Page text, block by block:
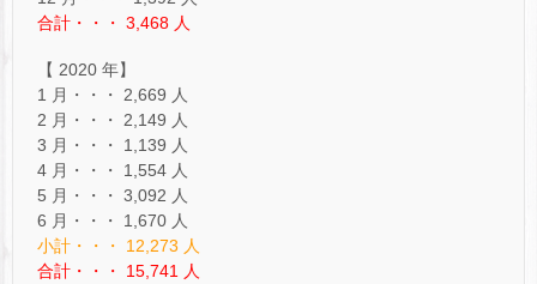
合計・・・ 3,468 人
【 2020 年】
1 月・・・ 2,669 人
2 月・・・ 2,149 人
3 月・・・ 1,139 人
4 月・・・ 1,554 人
5 月・・・ 3,092 人
6 月・・・ 1,670 人
小計・・・ 12,273 人
合計・・・ 15,741 人